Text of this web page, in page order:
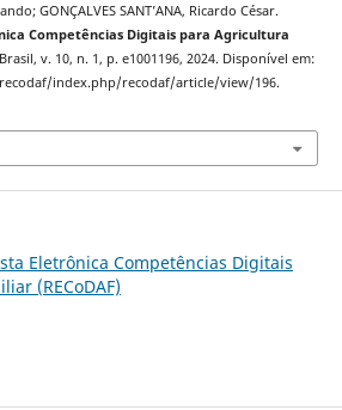
GONÇALVES SANT’ANA, Ricardo César.
Competências Digitais para Agricultura
v. 10, n. 1, p. e1001196, 2024. Disponível em:
index.php/recodaf/article/view/196.
Eletrônica Competências Digitais
(RECoDAF)